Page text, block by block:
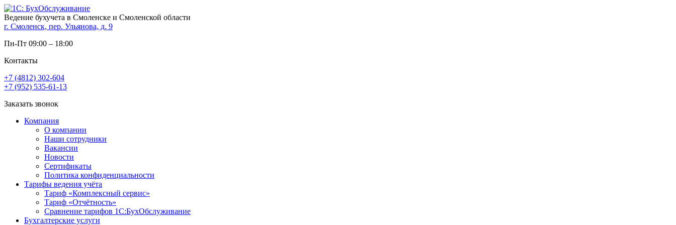
Ведение бухучета в Смоленске и Смоленской области
г. Смоленск, пер. Ульянова, д. 9
Пн-Пт 09:00 – 18:00
Контакты
+7 (4812) 302-604
+7 (952) 535-61-13
Заказать звонок
Компания
О компании
Наши сотрудники
Вакансии
Новости
Сертификаты
Политика конфиденциальности
Тарифы ведения учёта
Тариф «Комплексный сервис»
Тариф «Отчётность»
Сравнение тарифов 1С:БухОбслуживание
Бухгалтерские услуги